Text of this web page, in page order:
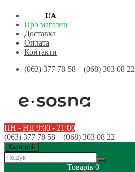
UA
Про магазин
Доставка
Оплата
Контакти
(063) 377 78 58 (068) 303 08 22
ПН - НД 9:00 - 21:00
(063) 377 78 58 (068) 303 08 22
Категорії
Товарів 0